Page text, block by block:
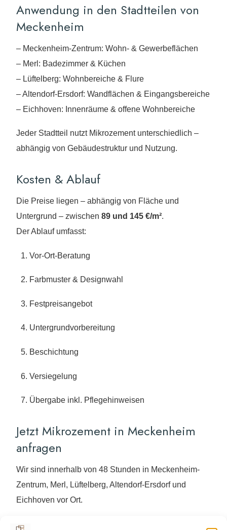
Anwendung in den Stadtteilen von
Meckenheim
– Meckenheim-Zentrum: Wohn- & Gewerbeflächen
– Merl: Badezimmer & Küchen
– Lüftelberg: Wohnbereiche & Flure
– Altendorf-Ersdorf: Wandflächen & Eingangsbereiche
– Eichhoven: Innenräume & offene Wohnbereiche
Jeder Stadtteil nutzt Mikrozement unterschiedlich –
abhängig von Gebäudestruktur und Nutzung.
Kosten & Ablauf
Die Preise liegen – abhängig von Fläche und
Untergrund – zwischen89 und 145 €/m².
Der Ablauf umfasst:
Vor-Ort-Beratung
Farbmuster & Designwahl
Festpreisangebot
Untergrundvorbereitung
Beschichtung
Versiegelung
Übergabe inkl. Pflegehinweisen
Jetzt Mikrozement in Meckenheim
anfragen
Wir sind innerhalb von 48 Stunden in Meckenheim-
Zentrum, Merl, Lüftelberg, Altendorf-Ersdorf und
Eichhoven vor Ort.